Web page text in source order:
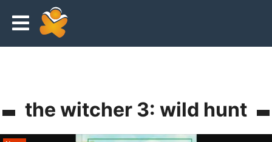
the witcher 3: wild hunt